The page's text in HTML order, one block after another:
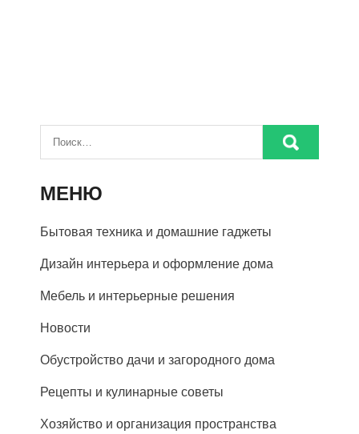
МЕНЮ
Бытовая техника и домашние гаджеты
Дизайн интерьера и оформление дома
Мебель и интерьерные решения
Новости
Обустройство дачи и загородного дома
Рецепты и кулинарные советы
Хозяйство и организация пространства